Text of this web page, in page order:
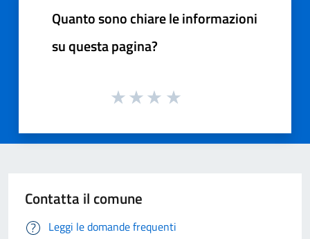
Quanto sono chiare le informazioni
su questa pagina?
Contatta il comune
Leggi le domande frequenti